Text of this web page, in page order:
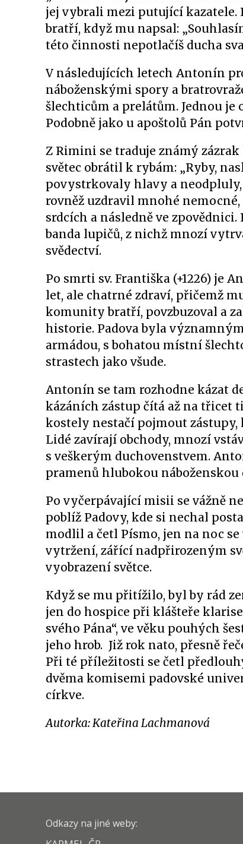
jej vybrali mezi putující kazatele.
bratří, když mu napsal:
této činnosti nepotlačíš ducha
V následujících letech Antonín
náboženskými spory a
šlechticům a prelátům. Jednou
Podobně jako u apoštolů Pán
Z Rimini se traduje známý
světec obrátil k rybám: „Ryby,
povystrkovaly hlavy a
rovněž uzdravil mnohé
srdcích a následně ve
banda lupičů, z nichž mnozí
svědectví.
Po smrti sv. Františka (+1226) je
let, ale chatrné zdraví, přičemž
komunity bratří, povzbuzoval a
historie. Padova byla
armádou, s bohatou místní
strastech jako všude.
Antonín se tam rozhodne kázat
kázáních zástup čítá až na třicet
kostely nestačí pojmout zástupy,
Lidé zavírají obchody, mnozí
s veškerým duchovenstvem.
pramenů hlubokou náboženskou
Po vyčerpávající misii se vážně
poblíž Padovy, kde si nechal
modlil a četl Písmo, jen na noc
vytržení, zářící nadpřirozeným
vyobrazení světce.
Když se mu přitížilo, byl by rád
jen do hospice při klášteře
svého Pána“, ve věku pouhých
jeho hrob. Již rok nato, přesně
Při té příležitosti se četl
dvěma komisemi padovské
církve.
Autorka: Kateřina Lachmanová
Odkazy na jiné weby: